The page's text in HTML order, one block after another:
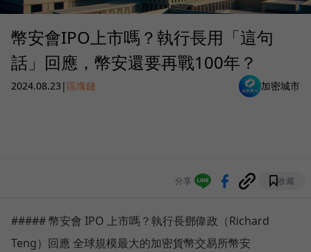
幣安會IPO上市嗎？執行長用「這句
話」回應，幣安還要再戰100年？
2024.08.23 | 區塊鏈 加密城市
分享 收藏
##### 幣安會 IPO 上市嗎？執行長鄧偉政（Richard
Teng）回應 全球規模最大的加密貨幣交易所幣安